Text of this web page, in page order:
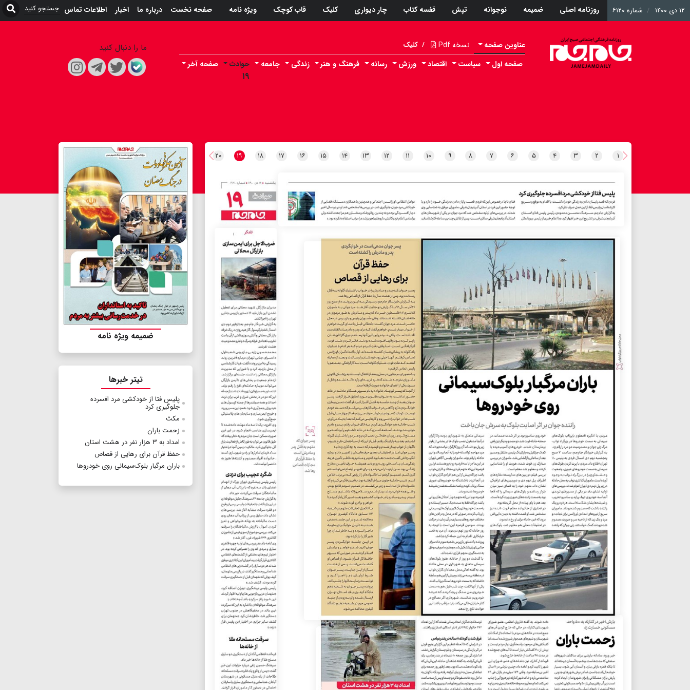
۱۲ دی ۱۴۰۰ شماره ۶۱۲۰ روزنامه اصلی ضمیمه نوجوانه تپش قفسه کتاب چار دیواری کلیک قاب کوچک ویژه نامه صفحه نخست درباره ما اخبار اطلاعات تماس
عناوین صفحه نسخه Pdf / کلیک
صفحه اول سیاست اقتصاد ورزش رسانه فرهنگ و هنر زندگی جامعه حوادث
۱۹
صفحه آخر
ما را دنبال کنید
۱ ۲ ۳ ۴ ۵ ۶ ۷ ۸ ۹ ۱۰ ۱۱ ۱۲ ۱۳ ۱۴ ۱۵ ۱۶ ۱۷ ۱۸ ۱۹ ۲۰
ضمیمه ویژه نامه
تیتر خبرها
پلیس فتا از خودكشی مرد افسرده
جلوگیری كرد
مکث
زحمت باران
امداد به ۳ هزار نفر در هشت استان
حفظ قرآن برای رهایی از قصاص
باران مرگبار بلوک‌سیمانی روی خودروها